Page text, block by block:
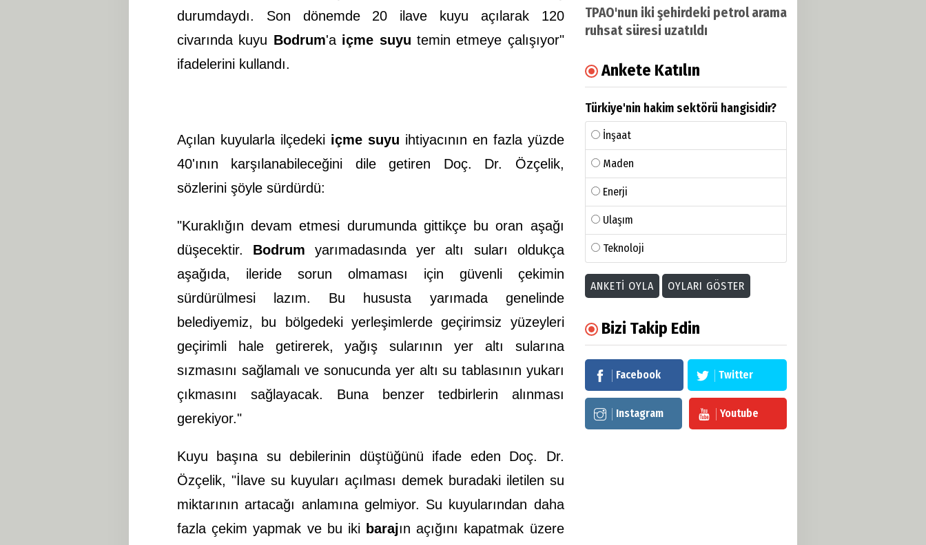
durumdaydı. Son dönemde 20 ilave kuyu açılarak 120
civarında kuyu Bodrum'a içme suyu temin etmeye çalışıyor"
ifadelerini kullandı.
Açılan kuyularla ilçedeki içme suyu ihtiyacının en fazla yüzde
40'ının karşılanabileceğini dile getiren Doç. Dr. Özçelik,
sözlerini şöyle sürdürdü:
"Kuraklığın devam etmesi durumunda gittikçe bu oran aşağı
düşecektir. Bodrum yarımadasında yer altı suları oldukça
aşağıda, ileride sorun olmaması için güvenli çekimin
sürdürülmesi lazım. Bu hususta yarımada genelinde
belediyemiz, bu bölgedeki yerleşimlerde geçirimsiz yüzeyleri
geçirimli hale getirerek, yağış sularının yer altı sularına
sızmasını sağlamalı ve sonucunda yer altı su tablasının yukarı
çıkmasını sağlayacak. Buna benzer tedbirlerin alınması
gerekiyor."
Kuyu başına su debilerinin düştüğünü ifade eden Doç. Dr.
Özçelik, "İlave su kuyuları açılması demek buradaki iletilen su
miktarının artacağı anlamına gelmiyor. Su kuyularından daha
fazla çekim yapmak ve bu iki barajın açığını kapatmak üzere
TPAO'nun iki şehirdeki petrol arama
ruhsat süresi uzatıldı
Ankete Katılın
Türkiye'nin hakim sektörü hangisidir?
İnşaat
Maden
Enerji
Ulaşım
Teknoloji
ANKETI OYLA OYLARI GÖSTER
Bizi Takip Edin
Facebook Twitter
Instagram Youtube